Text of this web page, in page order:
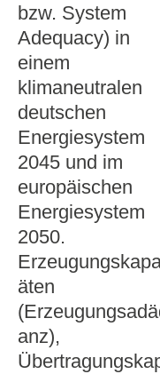
bzw. System
Adequacy) in
einem
klimaneutralen
deutschen
Energiesystem
2045 und im
europäischen
Energiesystem
2050.
äten
anz),